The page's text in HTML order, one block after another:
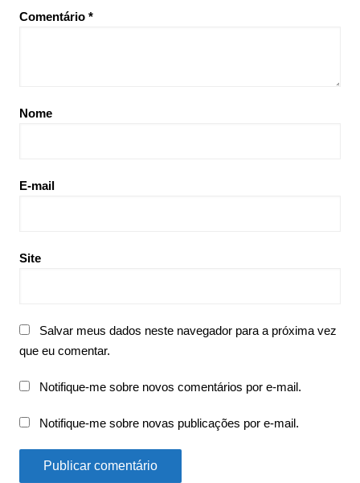
Comentário *
Nome
E-mail
Site
Salvar meus dados neste navegador para a próxima vez
que eu comentar.
Notifique-me sobre novos comentários por e-mail.
Notifique-me sobre novas publicações por e-mail.